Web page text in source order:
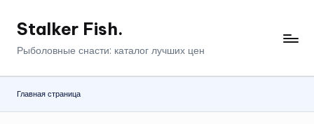
Перейти
Stalker Fish.
Рыболовные снасти: каталог лучших цен
Главная страница